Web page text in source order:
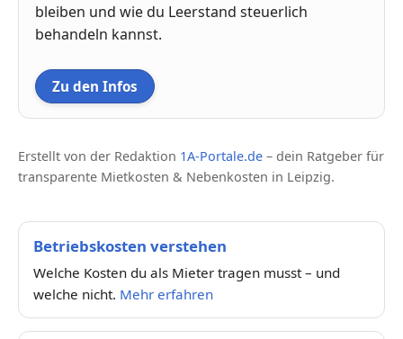
bleiben und wie du Leerstand steuerlich
behandeln kannst.
Zu den Infos
Erstellt von der Redaktion 1A-Portale.de – dein Ratgeber für
transparente Mietkosten & Nebenkosten in Leipzig.
Betriebskosten verstehen
Welche Kosten du als Mieter tragen musst – und
welche nicht. Mehr erfahren